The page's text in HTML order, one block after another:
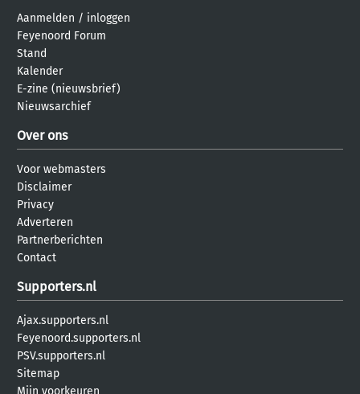
Aanmelden / inloggen
Feyenoord Forum
Stand
Kalender
E-zine (nieuwsbrief)
Nieuwsarchief
Over ons
Voor webmasters
Disclaimer
Privacy
Adverteren
Partnerberichten
Contact
Supporters.nl
Ajax.supporters.nl
Feyenoord.supporters.nl
PSV.supporters.nl
Sitemap
Mijn voorkeuren